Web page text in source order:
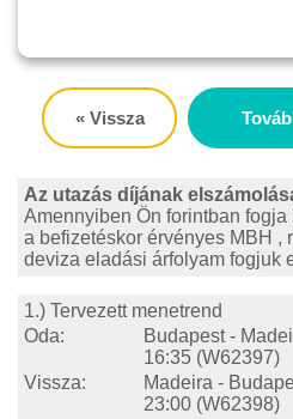
« Vissza
Az utazás díjának
Amennyiben Ön forintban
a befizetéskor érvényes MBH ,
deviza eladási árfolyam fogjuk
1.) Tervezett menetrend
Oda:
Budapest -
16:35 (W62397)
Vissza:
Madeira -
23:00 (W62398)